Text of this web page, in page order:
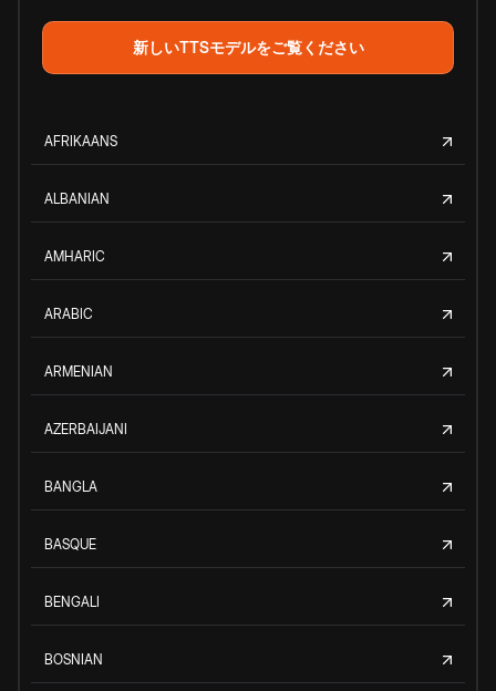
新しいTTSモデルをご覧ください
AFRIKAANS
ALBANIAN
AMHARIC
ARABIC
ARMENIAN
AZERBAIJANI
BANGLA
BASQUE
BENGALI
BOSNIAN